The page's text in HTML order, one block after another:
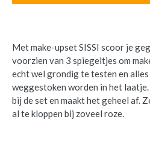
Met make-upset SISSI scoor je
voorzien van 3 spiegeltjes om
echt wel grondig te testen en
weggestoken worden in het
bij de set en maakt het geheel af.
al te kloppen bij zoveel roze.